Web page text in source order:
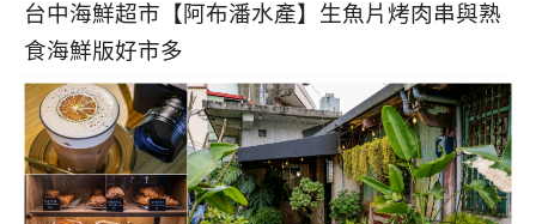
台中海鮮超市【阿布潘水產】生魚片烤肉串與熟
食海鮮版好市多